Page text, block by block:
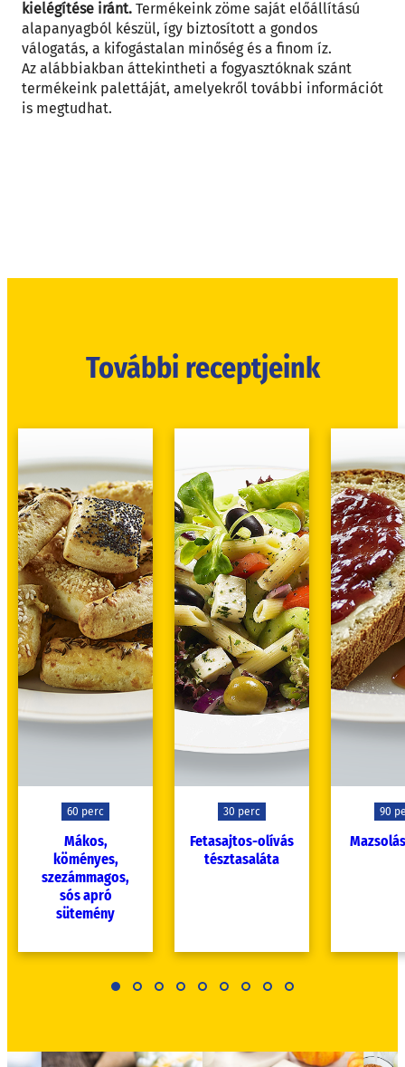
kielégítése iránt. Termékeink zöme saját előállítású
alapanyagból készül, így biztosított a gondos
válogatás, a kifogástalan minőség és a finom íz.
Az alábbiakban áttekintheti a fogyasztóknak szánt
termékeink palettáját, amelyekről további információt
is megtudhat.
További receptjeink
60 perc
Mákos,
köményes,
szezámmagos,
sós apró
sütemény
30 perc
Fetasajtos-olívás
tésztasaláta
90